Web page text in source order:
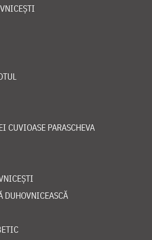
CUVIOASE PARASCHEVA
DUHOVNICEASCĂ